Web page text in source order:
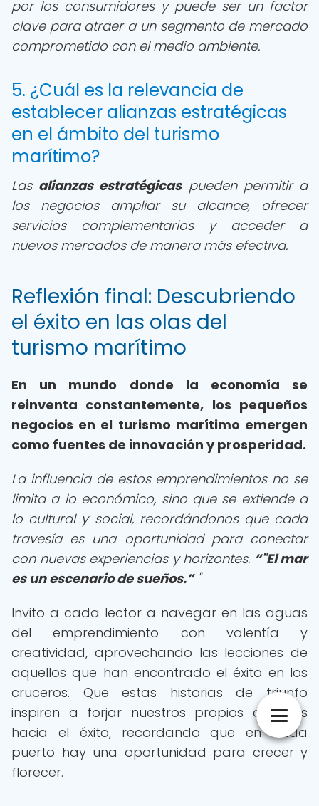
por los consumidores y puede ser un factor
clave para atraer a un segmento de mercado
comprometido con el medio ambiente.
5. ¿Cuál es la relevancia de
establecer alianzas estratégicas
en el ámbito del turismo
marítimo?
Las alianzas estratégicaspueden permitir a
los negocios ampliar su alcance, ofrecer
servicios complementarios y acceder a
nuevos mercados de manera más efectiva.
Reflexión final: Descubriendo
el éxito en las olas del
turismo marítimo
En un mundo donde la economía se
reinventa constantemente, los pequeños
negocios en el turismo marítimo emergen
como fuentes de innovación y prosperidad.
La influencia de estos emprendimientos no se
limita a lo económico, sino que se extiende a
lo cultural y social, recordándonos que cada
travesía es una oportunidad para conectar
con nuevas experiencias y horizontes.
"El mar
es un escenario de sueños. "
Invito a cada lector a navegar en las aguas
del emprendimiento con valentía y
creatividad, aprovechando las lecciones de
aquellos que han encontrado el éxito en los
cruceros. Que estas historias de triunfo
inspiren a forjar nuestros propios caminos
hacia el éxito, recordando que en cada
puerto hay una oportunidad para crecer y
florecer.